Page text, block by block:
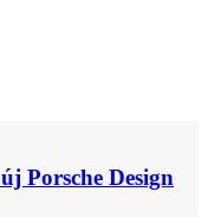
Porsche Design